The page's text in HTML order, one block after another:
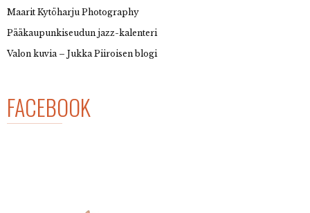
Maarit Kytöharju Photography
Pääkaupunkiseudun jazz-kalenteri
Valon kuvia – Jukka Piiroisen blogi
FACEBOOK